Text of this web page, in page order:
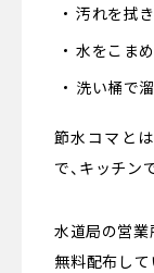
汚れを拭
水をこま
洗い桶で
節水コマと
で、キッチン
水道局の営業
無料配布し